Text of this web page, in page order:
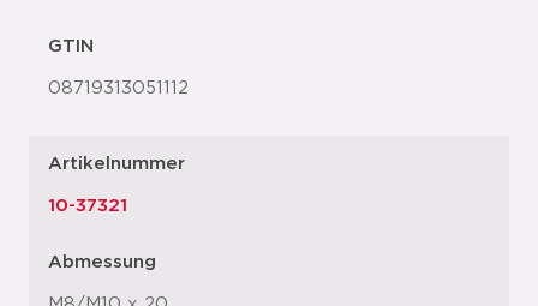
GTIN
08719313051112
Artikelnummer
10-37321
Abmessung